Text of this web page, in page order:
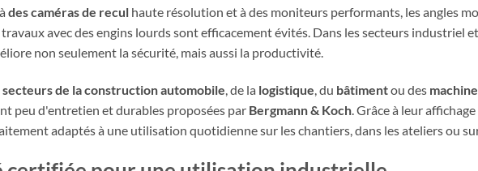
des caméras de recul haute résolution et à des moniteurs performants, les angles
avec des engins lourds sont efficacement évités. Dans les secteurs industriel
non seulement la sécurité, mais aussi la productivité.
secteurs de la construction automobile , de la logistique , du bâtimentou des
peu d'entretien et durables proposées par Bergmann & Koch . Grâce à leur
adaptés à une utilisation quotidienne sur les chantiers, dans les ateliers ou